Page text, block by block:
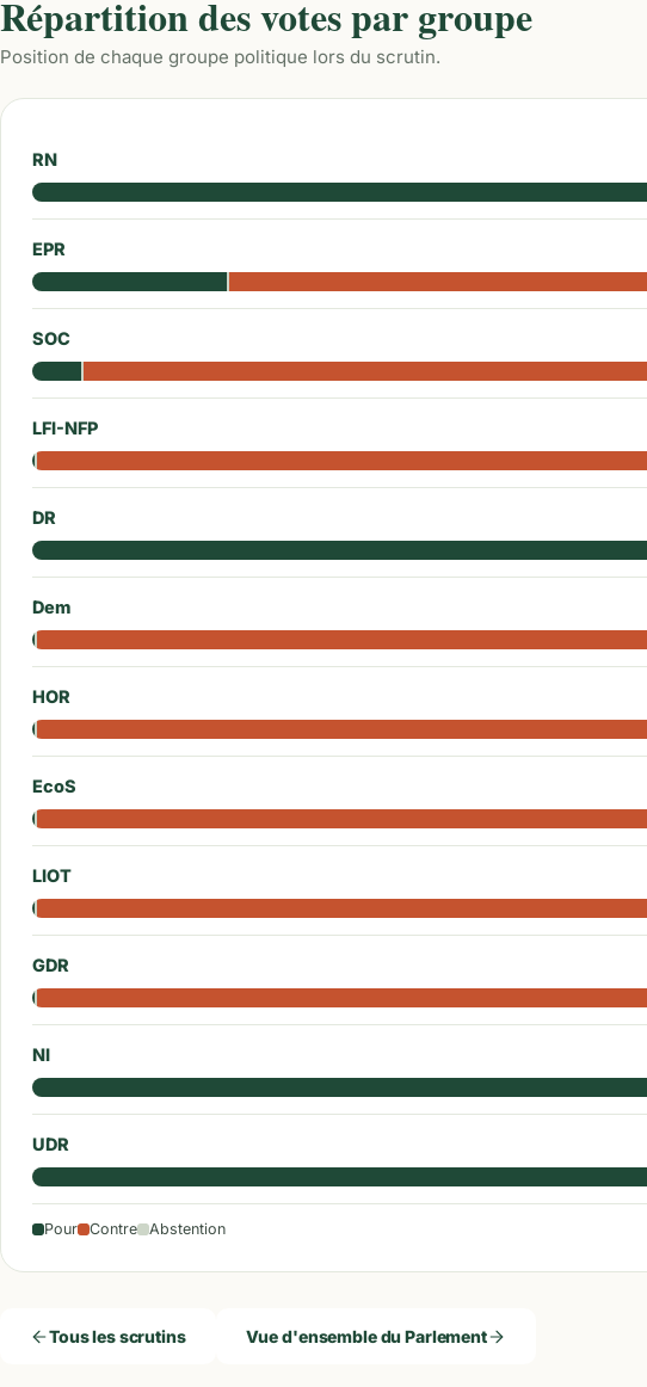
Répartition des votes par groupe
Position de chaque groupe politique lors du scrutin.
RN
EPR
SOC
LFI-NFP
DR
Dem
HOR
EcoS
LIOT
GDR
NI
UDR
Pour Contre Abstention
Tous les scrutins Vue d'ensemble du Parlement